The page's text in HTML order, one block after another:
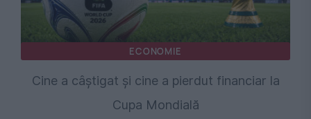
ECONOMIE
Cine a câștigat și cine a pierdut financiar la
Cupa Mondială